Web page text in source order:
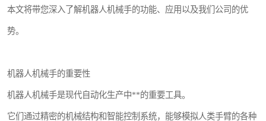
本文将带您深入了解机器人机械手的功能、应用以及我们公司的优
势。
机器人机械手的重要性
机器人机械手是现代自动化生产中**的重要工具。
它们通过精密的机械结构和智能控制系统，能够模拟人类手臂的各种